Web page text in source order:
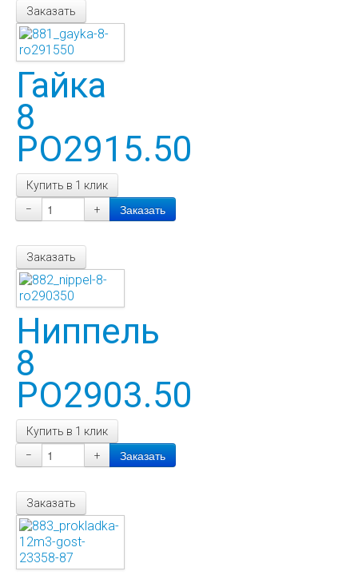
Заказать
Гайка
8
РО2915.50
Купить в 1 клик
−
+
Заказать
Ниппель
8
РО2903.50
Купить в 1 клик
−
+
Заказать